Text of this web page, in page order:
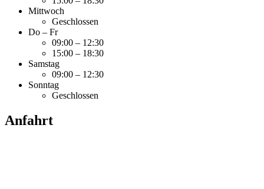
Mittwoch
Geschlossen
Do – Fr
09:00 – 12:30
15:00 – 18:30
Samstag
09:00 – 12:30
Sonntag
Geschlossen
Anfahrt